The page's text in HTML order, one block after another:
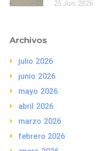
25 Jun, 2026
Archivos
julio 2026
junio 2026
mayo 2026
abril 2026
marzo 2026
febrero 2026